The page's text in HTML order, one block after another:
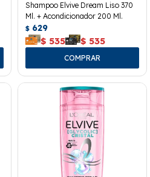
Shampoo Elvive Dream Liso 370
Ml. + Acondicionador 200 Ml.
$ 629
$ 535 $ 535